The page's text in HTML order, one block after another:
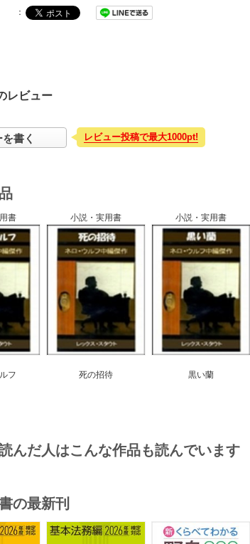
：
レビュー
書く レビュー投稿で最大1000pt!
書
フ
小説・実用書
死の招待
小説・実用書
黒い蘭
んだ人はこんな作品も読んでいます
の最新刊